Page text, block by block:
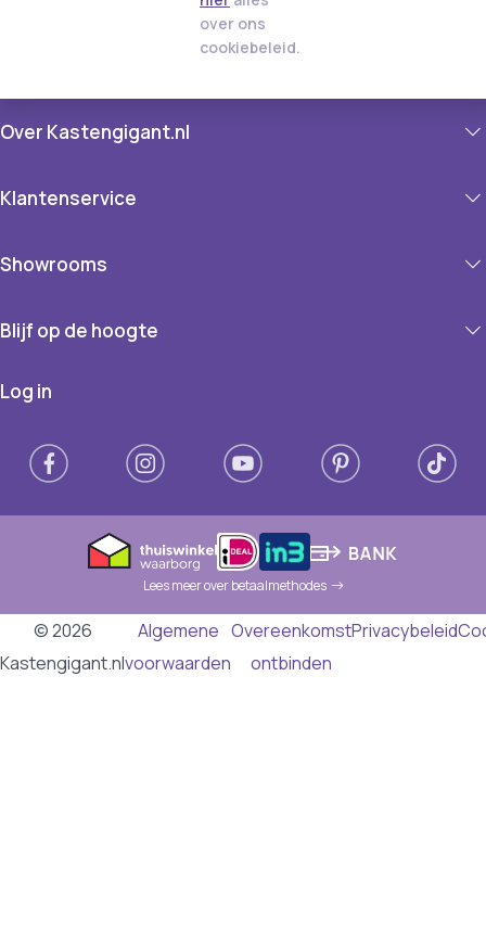
over ons
cookiebeleid.
Over Kastengigant.nl
Klantenservice
Showrooms
Blijf op de hoogte
Log in
Lees meer over betaalmethodes
© 2026
Kastengigant.nl
Algemene
voorwaarden
Overeenkomst
ontbinden
Privacybeleid